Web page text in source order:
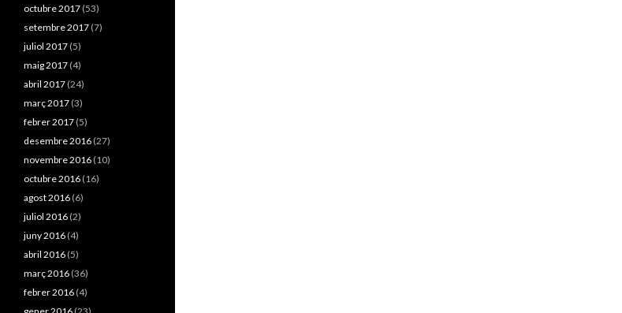
octubre 2017 (53)
setembre 2017 (7)
juliol 2017 (5)
maig 2017 (4)
abril 2017 (24)
març 2017 (3)
febrer 2017 (5)
desembre 2016 (27)
novembre 2016 (10)
octubre 2016 (16)
agost 2016 (6)
juliol 2016 (2)
juny 2016 (4)
abril 2016 (5)
març 2016 (36)
febrer 2016 (4)